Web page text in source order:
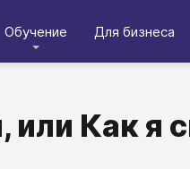
Обучение Для бизнеса
Как я